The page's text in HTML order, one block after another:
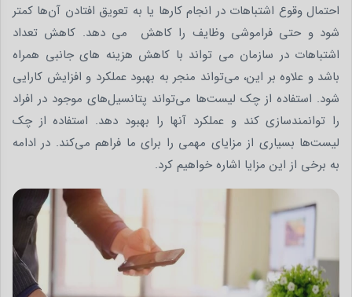
احتمال وقوع اشتباهات در انجام کارها یا به تعویق افتادن آن‌ها کمتر
شود و حتی فراموشی وظایف را کاهش می دهد. کاهش تعداد
اشتباهات در سازمان می ‌تواند با کاهش هزینه ‌های جانبی همراه
باشد و علاوه بر این، می‌تواند منجر به بهبود عملکرد و افزایش کارایی
شود. استفاده از چک لیست‌ها می‌تواند پتانسیل‌های موجود در افراد
را توانمندسازی کند و عملکرد آنها را بهبود دهد. استفاده از چک
لیست‌ها بسیاری از مزایای مهمی را برای ما فراهم می‌کند. در ادامه
به برخی از این مزایا اشاره خواهیم کرد.